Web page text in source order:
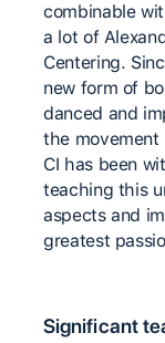
combinable
a lot of
Centering.
new form of
danced and
the movement
CI has been
teaching this
aspects and
greatest
Significant